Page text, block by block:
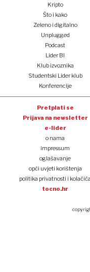
Kripto
Što i kako
Zeleno i digitalno
Unplugged
Podcast
Lider BI
Klub izvoznika
Studentski Lider klub
Konferencije
Pretplati se
Prijava na newsletter
e-lider
o nama
impressum
oglašavanje
opći uvjeti korištenja
politika privatnosti i kolačića
tocno.hr